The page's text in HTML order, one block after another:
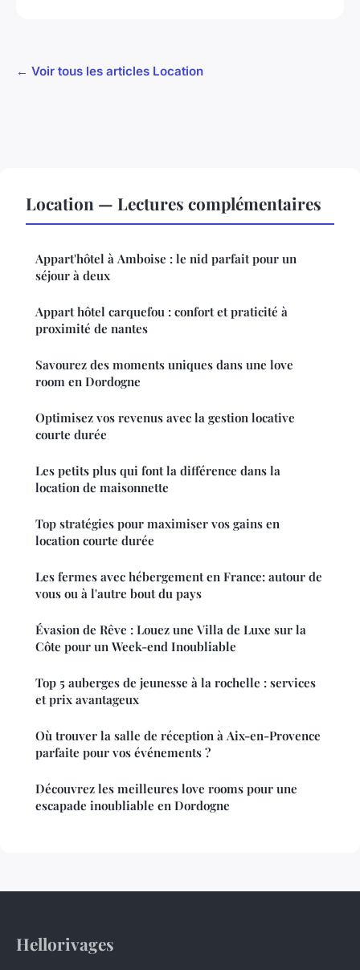
← Voir tous les articles Location
Location — Lectures complémentaires
Appart'hôtel à Amboise : le nid parfait pour un
séjour à deux
Appart hôtel carquefou : confort et praticité à
proximité de nantes
Savourez des moments uniques dans une love
room en Dordogne
Optimisez vos revenus avec la gestion locative
courte durée
Les petits plus qui font la différence dans la
location de maisonnette
Top stratégies pour maximiser vos gains en
location courte durée
Les fermes avec hébergement en France: autour de
vous ou à l'autre bout du pays
Évasion de Rêve : Louez une Villa de Luxe sur la
Côte pour un Week-end Inoubliable
Top 5 auberges de jeunesse à la rochelle : services
et prix avantageux
Où trouver la salle de réception à Aix-en-Provence
parfaite pour vos événements ?
Découvrez les meilleures love rooms pour une
escapade inoubliable en Dordogne
Hellorivages